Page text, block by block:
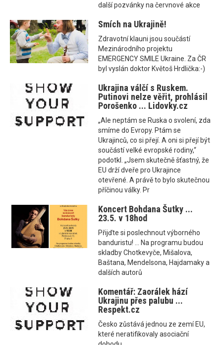
další pozvánky na červnové akce
Smích na Ukrajině!
Zdravotní klauni jsou součástí
Mezinárodního projektu
EMERGENCY SMILE Ukraine. Za ČR
byl vyslán doktor Květoš Hrdlička:-)
Ukrajina válčí s Ruskem.
Putinovi nelze věřit, prohlásil
Porošenko ... Lidovky.cz
„Ale neptám se Ruska o svolení, zda
smíme do Evropy. Ptám se
Ukrajinců, co si přejí. A oni si přejí být
součástí velké evropské rodiny,“
podotkl. „Jsem skutečně šťastný, že
EU drží dveře pro Ukrajince
otevřené. A právě to bylo skutečnou
příčinou války. Pr
Koncert Bohdana Šutky ...
23.5. v 18hod
Přijďte si poslechnout výborného
banduristu! ... Na programu budou
skladby Chotkevyče, Mišalova,
Baštana, Mendelsona, Hajdamaky a
dalších autorů
Komentář: Zaorálek hází
Ukrajinu přes palubu ...
Respekt.cz
Česko zůstává jednou ze zemí EU,
které neratifikovaly asociační